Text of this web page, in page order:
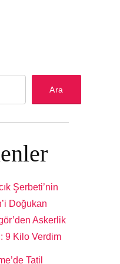
Ara
Şerbeti’nin
Doğukan
Askerlik
9 Kilo Verdim
Tatil